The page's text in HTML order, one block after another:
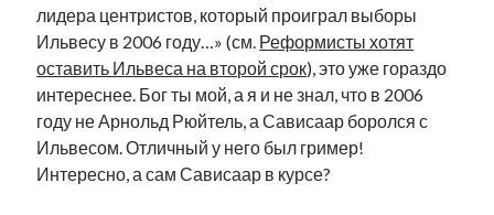
лидера центристов, который проиграл выборы
Ильвесу в 2006 году…» (см. Реформисты хотят
оставить Ильвеса на второй срок), это уже гораздо
интереснее. Бог ты мой, а я и не знал, что в 2006
году не Арнольд Рюйтель, а Сависаар боролся с
Ильвесом. Отличный у него был гример!
Интересно, а сам Сависаар в курсе?